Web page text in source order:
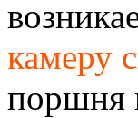
камеру
поршня